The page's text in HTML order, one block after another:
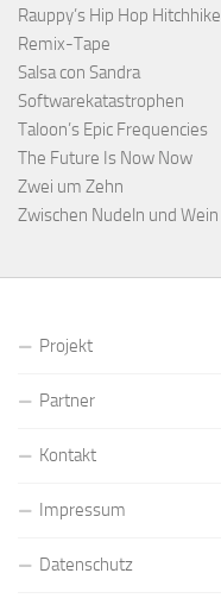
Rauppy’s Hip Hop Hitchhike
Remix-Tape
Salsa con Sandra
Softwarekatastrophen
Taloon’s Epic Frequencies
The Future Is Now Now
Zwei um Zehn
Zwischen Nudeln und Wein
Projekt
Partner
Kontakt
Impressum
Datenschutz